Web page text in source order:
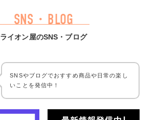
SNS・BLOG
ライオン屋のSNS・ブログ
SNSやブログでおすすめ商品や日常の楽し
いことを発信中！